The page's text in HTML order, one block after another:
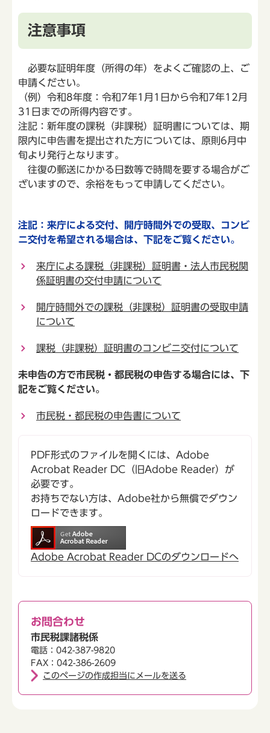
注意事項
必要な証明年度（所得の年）をよくご確認の上、ご
申請ください。
（例）令和8年度：令和7年1月1日から令和7年12月
31日までの所得内容です。
注記：新年度の課税（非課税）証明書については、期
限内に申告書を提出された方については、原則6月中
旬より発行となります。
往復の郵送にかかる日数等で時間を要する場合がご
ざいますので、余裕をもって申請してください。
注記：来庁による交付、開庁時間外での受取、コンビ
ニ交付を希望される場合は、下記をご覧ください。
来庁による課税（非課税）証明書・法人市民税関
係証明書の交付申請について
開庁時間外での課税（非課税）証明書の受取申請
について
課税（非課税）証明書のコンビニ交付について
未申告の方で市民税・都民税の申告する場合には、下
記をご覧ください。
市民税・都民税の申告書について
PDF形式のファイルを開くには、Adobe
Acrobat Reader DC（旧Adobe Reader）が
必要です。
お持ちでない方は、Adobe社から無償でダウン
ロードできます。
Adobe Acrobat Reader DCのダウンロードへ
お問合わせ
市民税課諸税係
電話：042-387-9820
FAX：042-386-2609
このページの作成担当にメールを送る